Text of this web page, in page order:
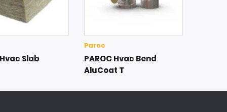
Slab
Paroc
PAROC Hvac Bend
AluCoat T